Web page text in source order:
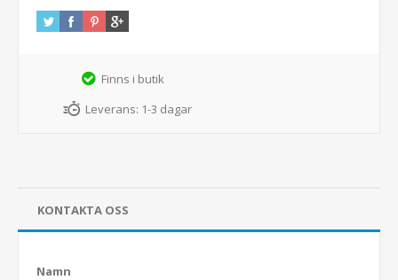
Finns i butik
Leverans: 1-3 dagar
KONTAKTA OSS
Namn